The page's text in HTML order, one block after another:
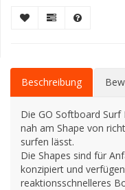
Beschreibung
Die GO Softboard Surf
nah am Shape von
surfen lässt.
Die Shapes sind für
konzipiert und
reaktionsschnelleres